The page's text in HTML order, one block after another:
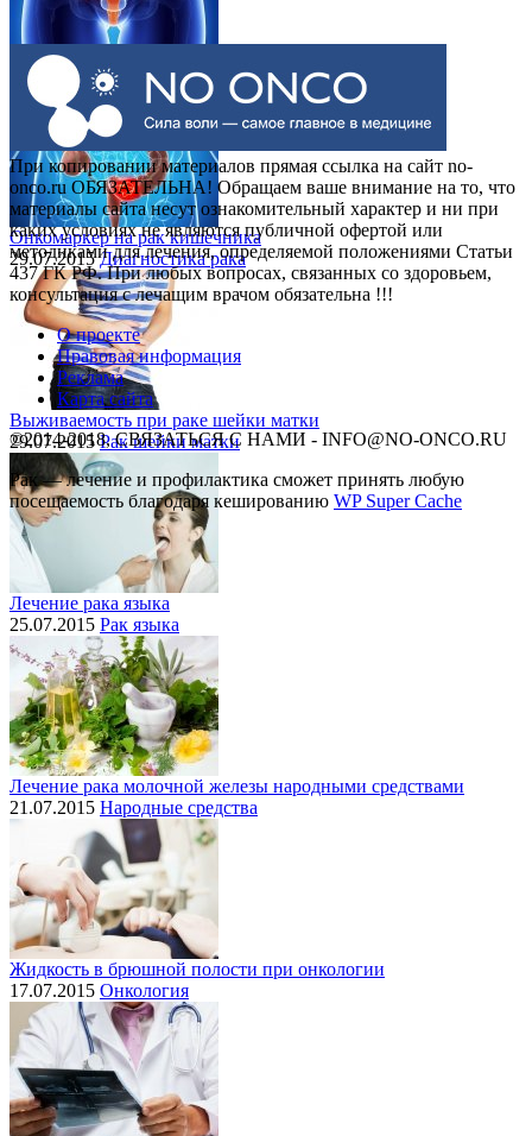
Выделения при раке шейки матки
30.07.2015 Рак шейки матки
Онкомаркер на рак кишечника
29.07.2015 Диагностика рака
Выживаемость при раке шейки матки
29.07.2015 Рак шейки матки
Лечение рака языка
25.07.2015 Рак языка
Лечение рака молочной железы народными средствами
21.07.2015 Народные средства
Жидкость в брюшной полости при онкологии
17.07.2015 Онкология
При копировании материалов прямая ссылка на сайт no-
onco.ru ОБЯЗАТЕЛЬНА! Обращаем ваше внимание на то, что
материалы сайта несут ознакомительный характер и ни при
каких условиях не являются публичной офертой или
методиками для лечения, определяемой положениями Статьи
437 ГК РФ. При любых вопросах, связанных со здоровьем,
консультация с лечащим врачом обязательна !!!
О проекте
Правовая информация
Реклама
Карта сайта
©2014-2018, СВЯЗАТЬСЯ С НАМИ - INFO@NO-ONCO.RU
Рак — лечение и профилактика cможет принять любую
посещаемость благодаря кешированию WP Super Cache